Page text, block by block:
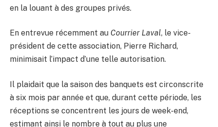
en la louant à des groupes privés.
En entrevue récemment au Courrier Laval, le vice-
président de cette association, Pierre Richard,
minimisait l’impact d’une telle autorisation.
Il plaidait que la saison des banquets est circonscrite
à six mois par année et que, durant cette période, les
réceptions se concentrent les jours de week-end,
estimant ainsi le nombre à tout au plus une